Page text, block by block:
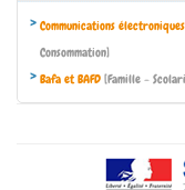
Communications
Consommation]
Bafa et BAFD [Famille -